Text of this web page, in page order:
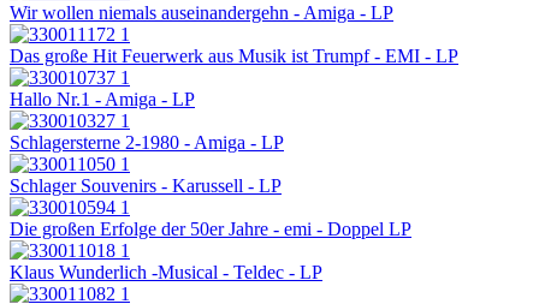
Wir wollen niemals auseinandergehn - Amiga - LP
Das große Hit Feuerwerk aus Musik ist Trumpf - EMI - LP
Hallo Nr.1 - Amiga - LP
Schlagersterne 2-1980 - Amiga - LP
Schlager Souvenirs - Karussell - LP
Die großen Erfolge der 50er Jahre - emi - Doppel LP
Klaus Wunderlich -Musical - Teldec - LP